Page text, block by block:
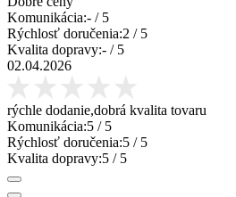
Komunikácia:- / 5
Rýchlosť doručenia:2 / 5
Kvalita dopravy:- / 5
02.04.2026
rýchle dodanie,dobrá kvalita tovaru
Komunikácia:5 / 5
Rýchlosť doručenia:5 / 5
Kvalita dopravy:5 / 5